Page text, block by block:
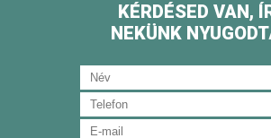
KÉRDÉSED VAN,
NEKÜNK